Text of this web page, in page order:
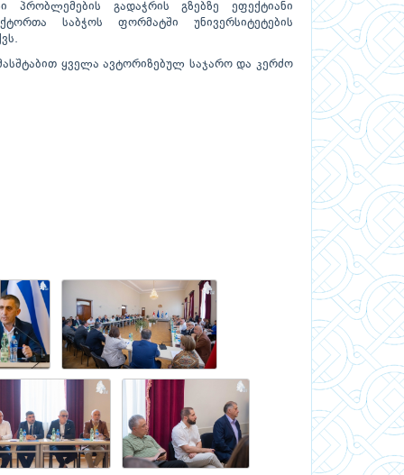
პრობლემების გადაჭრის გზებზე ეფექტიანი
საბჭოს ფორმატში უნივერსიტეტების
ყველა ავტორიზებულ საჯარო და კერძო